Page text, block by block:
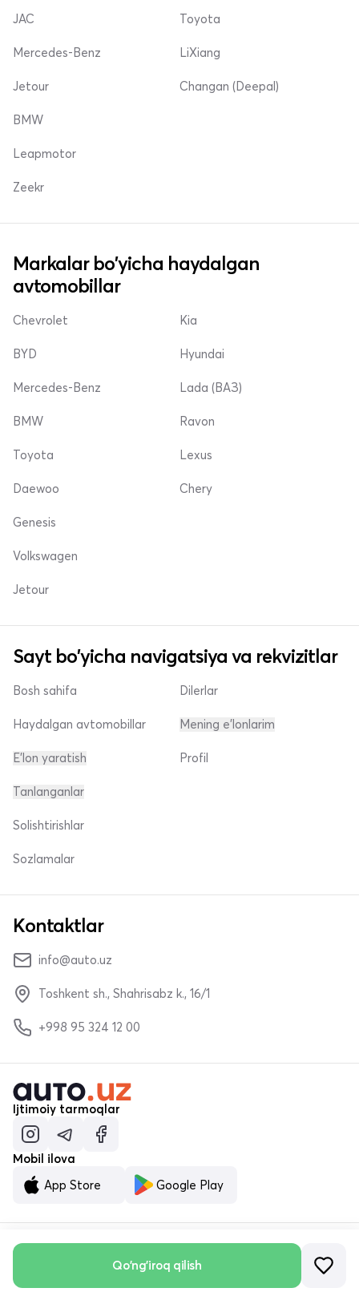
Qo'ng'iroq qilish
JAC
Mercedes-Benz
Jetour
Toyota
LiXiang
Changan (Deepal)
BMW
Leapmotor
Zeekr
Markalar bo'yicha haydalgan
avtomobillar
Chevrolet
BYD
Mercedes-Benz
Kia
Hyundai
Lada (ВАЗ)
BMW
Toyota
Daewoo
Ravon
Lexus
Chery
Genesis
Volkswagen
Jetour
Sayt bo'yicha navigatsiya va rekvizitlar
Bosh sahifa
Haydalgan avtomobillar
E'lon yaratish
Dilerlar
Mening e'lonlarim
Profil
Tanlanganlar
Solishtirishlar
Sozlamalar
Kontaktlar
info@auto.uz
Toshkent sh., Shahrisabz k., 16/1
+998 95 324 12 00
Ijtimoiy tarmoqlar
Mobil ilova
App Store
Google Play
© «MALUMOTNOMA» MChJ 2023–2026